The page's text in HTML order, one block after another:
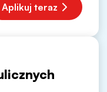
Aplikuj teraz